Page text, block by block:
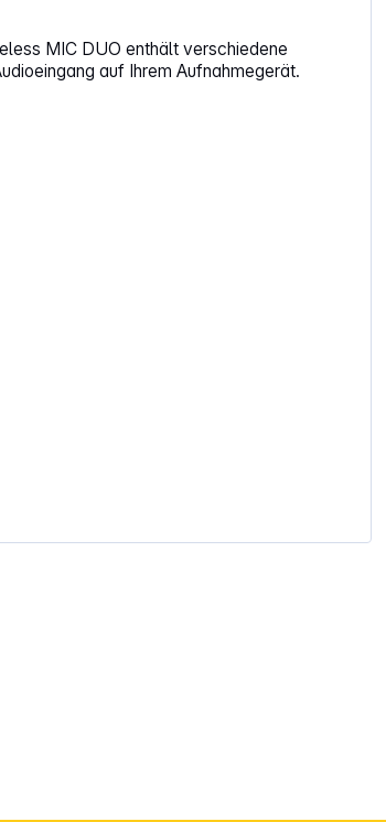
MIC DUO enthält verschiedene
auf Ihrem Aufnahmegerät.